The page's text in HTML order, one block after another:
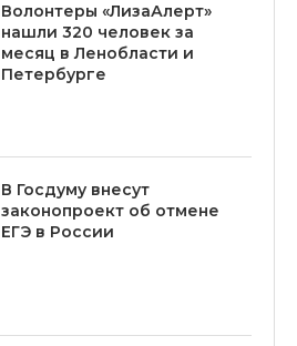
Волонтеры «ЛизаАлерт»
нашли 320 человек за
месяц в Ленобласти и
Петербурге
В Госдуму внесут
законопроект об отмене
ЕГЭ в России